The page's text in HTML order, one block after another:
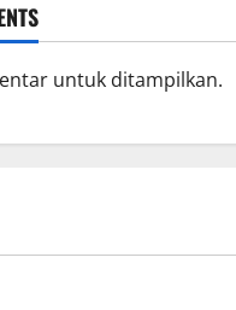
untuk ditampilkan.